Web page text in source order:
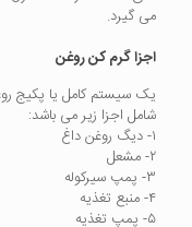
می گیرد.
اجزا گرم کن روغن
یک سیستم کامل یا پکیج
شامل اجزا زیر می باشد:
۱- دیگ روغن داغ
۲- مشعل
۳- پمپ سیرکوله
۴- منبع تغذیه
۵- پمپ تغذیه